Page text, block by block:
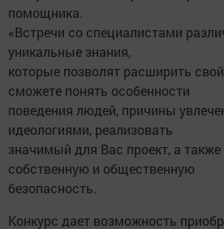
помощника.
«Встречи со специалистами
уникальные знания,
которые позволят расширить
сможете понять особенности
поведения людей, причины
идеологиями, реализовать
значимый для Вас проект, а также
собственную и общественную
безопасность.
Конкурс дает возможность